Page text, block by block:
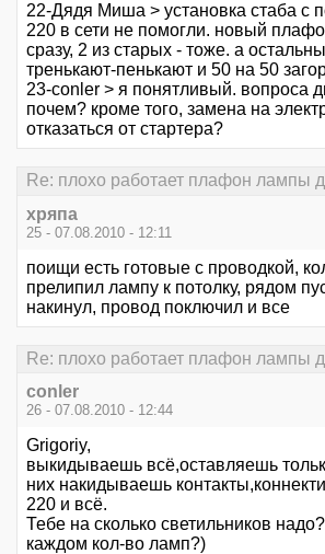
22-Дядя Миша > установка стаба с
220 в сети не помогли. новый
сразу, 2 из старых - тоже. а
тренькают-пенькают и 50 на 50
23-conler > я понятливый. вопроса
почем? кроме того, замена на
отказаться от стартера?
Re: плохо работает плафон лампы
хряпа
25 - 07.08.2010 - 12:11
поищи есть готовые с проводкой,
прелипил лампу к потолку, рядом
накинул, провод поключил и все
Re: плохо работает плафон лампы
conler
26 - 07.08.2010 - 12:44
Grigoriy,
выкидываешь всё,оставляешь
них накидываешь
220 и всё.
Тебе на сколько светильников
каждом кол-во ламп?)